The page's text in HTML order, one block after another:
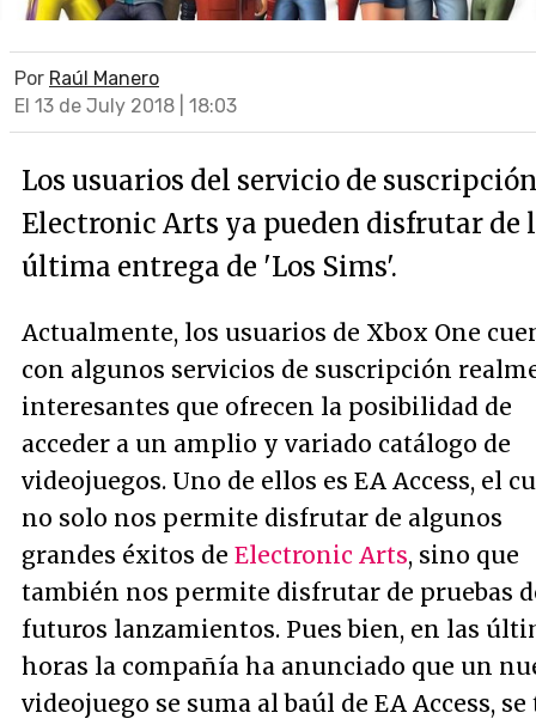
Por Raúl Manero
El 13 de July 2018 | 18:03
Los usuarios del servicio de
Electronic Arts ya pueden disfrutar de
última entrega de 'Los Sims'.
Actualmente, los usuarios de Xbox One
con algunos servicios de suscripción
interesantes que ofrecen la posibilidad de
acceder a un amplio y variado catálogo de
videojuegos. Uno de ellos es EA Access, el
no solo nos permite disfrutar de algunos
grandes éxitos de Electronic Arts, sino que
también nos permite disfrutar de pruebas
futuros lanzamientos. Pues bien, en las
horas la compañía ha anunciado que un
videojuego se suma al baúl de EA Access,